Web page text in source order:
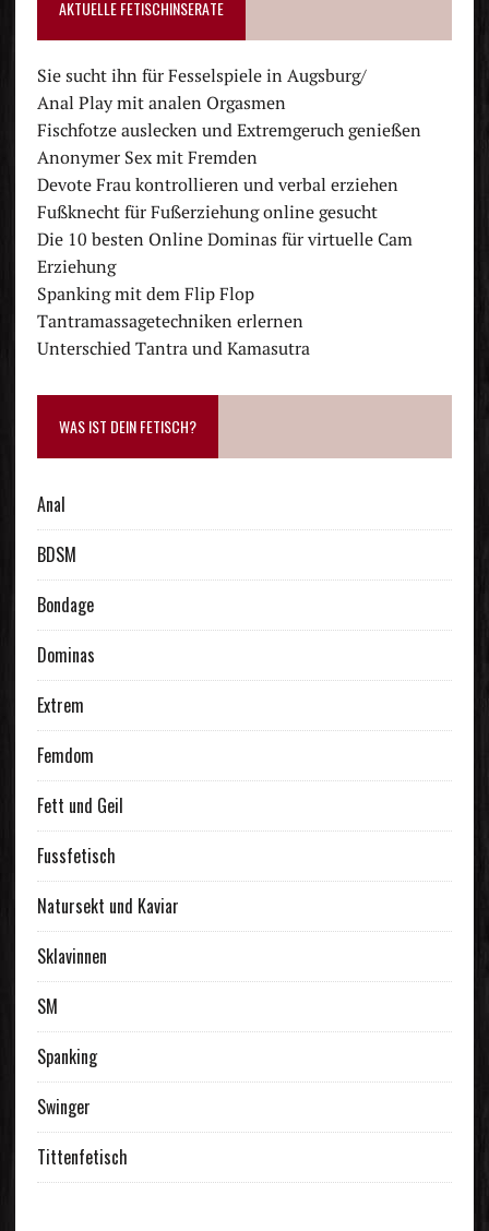
AKTUELLE FETISCHINSERATE
Sie sucht ihn für Fesselspiele in Augsburg/
Anal Play mit analen Orgasmen
Fischfotze auslecken und Extremgeruch genießen
Anonymer Sex mit Fremden
Devote Frau kontrollieren und verbal erziehen
Fußknecht für Fußerziehung online gesucht
Die 10 besten Online Dominas für virtuelle Cam
Erziehung
Spanking mit dem Flip Flop
Tantramassagetechniken erlernen
Unterschied Tantra und Kamasutra
WAS IST DEIN FETISCH?
Anal
BDSM
Bondage
Dominas
Extrem
Femdom
Fett und Geil
Fussfetisch
Natursekt und Kaviar
Sklavinnen
SM
Spanking
Swinger
Tittenfetisch